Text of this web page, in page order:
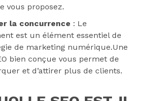
vous proposez.
la concurrence : Le
est un élément essentiel de
de marketing numérique.Une
bien conçue vous permet de
et d’attirer plus de clients.